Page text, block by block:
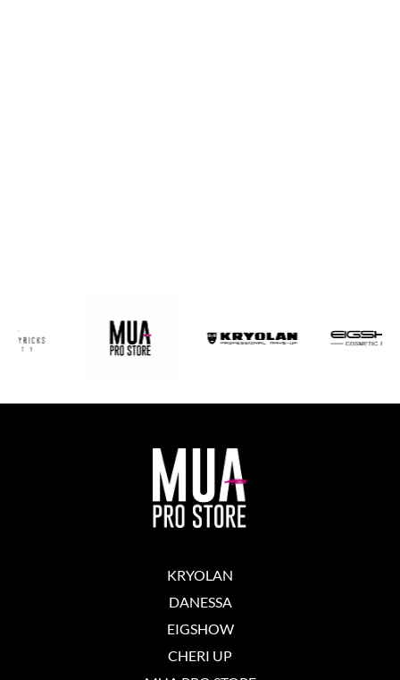
KRYOLAN
DANESSA
EIGSHOW
CHERI UP